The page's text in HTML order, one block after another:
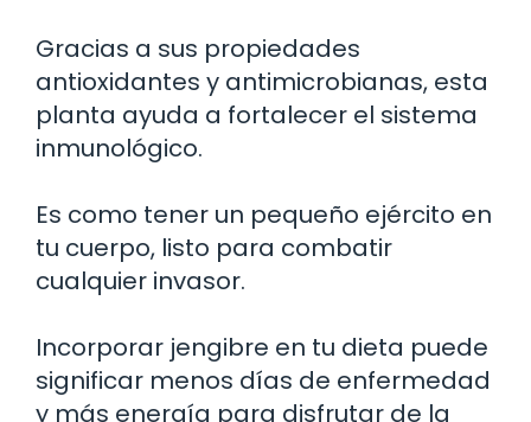
Gracias a sus propiedades
antioxidantes y antimicrobianas, esta
planta ayuda a fortalecer el sistema
inmunológico.
Es como tener un pequeño ejército en
tu cuerpo, listo para combatir
cualquier invasor.
Incorporar jengibre en tu dieta puede
significar menos días de enfermedad
y más energía para disfrutar de la